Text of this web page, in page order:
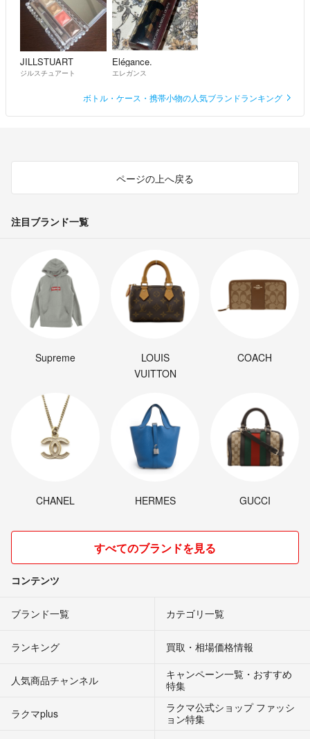
JILLSTUART
ジルスチュアート
Elégance.
エレガンス
ボトル・ケース・携帯小物の人気ブランドランキング
ページの上へ戻る
注目ブランド一覧
Supreme
LOUIS
VUITTON
COACH
CHANEL HERMES GUCCI
すべてのブランドを見る
コンテンツ
ブランド一覧 カテゴリ一覧
ランキング 買取・相場価格情報
人気商品チャンネル
キャンペーン一覧・おすすめ
特集
ラクマplus
ラクマ公式ショップ ファッシ
ョン特集